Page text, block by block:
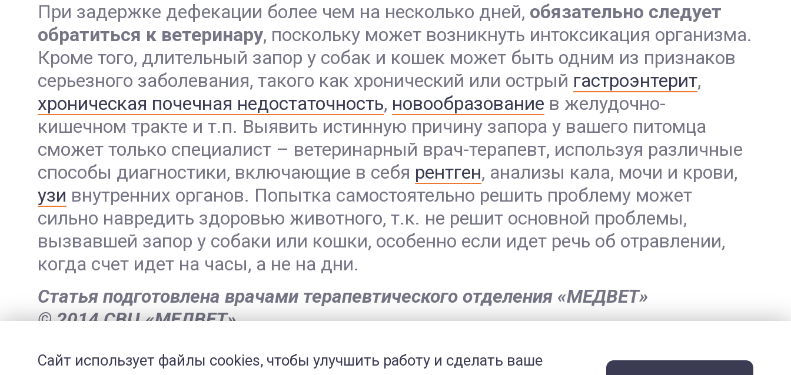
При задержке дефекации более чем на несколько дней, обязательно следует
обратиться к ветеринару, поскольку может возникнуть интоксикация организма.
Кроме того, длительный запор у собак и кошек может быть одним из признаков
серьезного заболевания, такого как хронический или острый гастроэнтерит,
хроническая почечная недостаточность, новообразование в желудочно-
кишечном тракте и т.п. Выявить истинную причину запора у вашего питомца
сможет только специалист – ветеринарный врач-терапевт, используя различные
способы диагностики, включающие в себя рентген, анализы кала, мочи и крови,
узи внутренних органов. Попытка самостоятельно решить проблему может
сильно навредить здоровью животного, т.к. не решит основной проблемы,
вызвавшей запор у собаки или кошки, особенно если идет речь об отравлении,
когда счет идет на часы, а не на дни.
Статья подготовлена врачами терапевтического отделения «МЕДВЕТ»
© 2014 СВЦ «МЕДВЕТ»
Сайт использует файлы cookies, чтобы улучшить работу и сделать ваше